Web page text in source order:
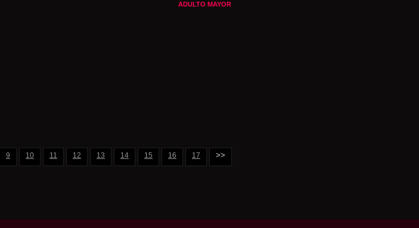
ADULTO MAYOR
9 10 11 12 13 14 15 16 17 >>